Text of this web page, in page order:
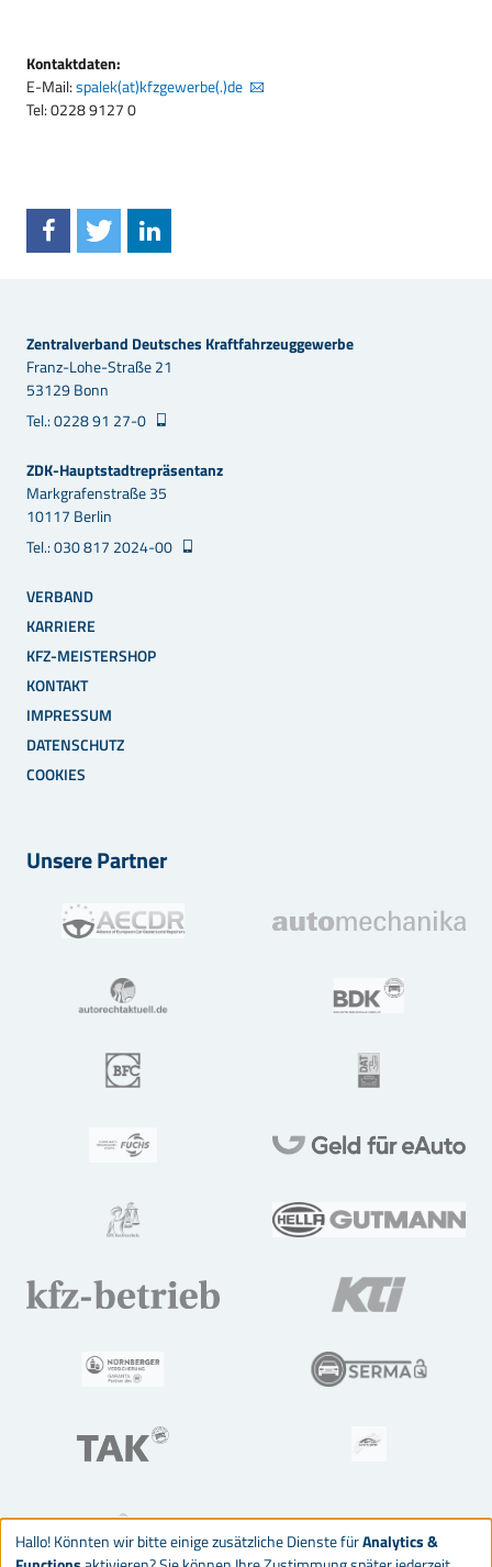
Kontaktdaten:
E-Mail:spalek(at)kfzgewerbe(.)de
Tel: 0228 9127 0
Zentralverband Deutsches Kraftfahrzeuggewerbe
Franz-Lohe-Straße 21
53129 Bonn
Tel.: 0228 91 27-0
ZDK-Hauptstadtrepräsentanz
Markgrafenstraße 35
10117 Berlin
Tel.: 030 817 2024-00
VERBAND
KARRIERE
KFZ-MEISTERSHOP
KONTAKT
IMPRESSUM
DATENSCHUTZ
COOKIES
Unsere Partner
Hallo! Könnten wir bitte einige zusätzliche Dienste fürAnalytics &